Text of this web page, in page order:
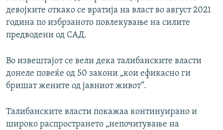
девојките откако се вратија на власт во август 2021
година по избрзаното повлекување на силите
предводени од САД.
Во извештајот се вели дека талибанските власти
донеле повеќе од 50 закони „кои ефикасно ги
бришат жените од јавниот живот“.
Талибанските власти покажаа континуирано и
широко распространето „непочитување на